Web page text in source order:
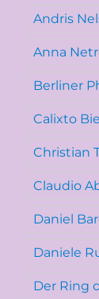
Andris
Anna
Berliner
Calixto
Christian
Claudio
Daniel
Daniele
Der Ring